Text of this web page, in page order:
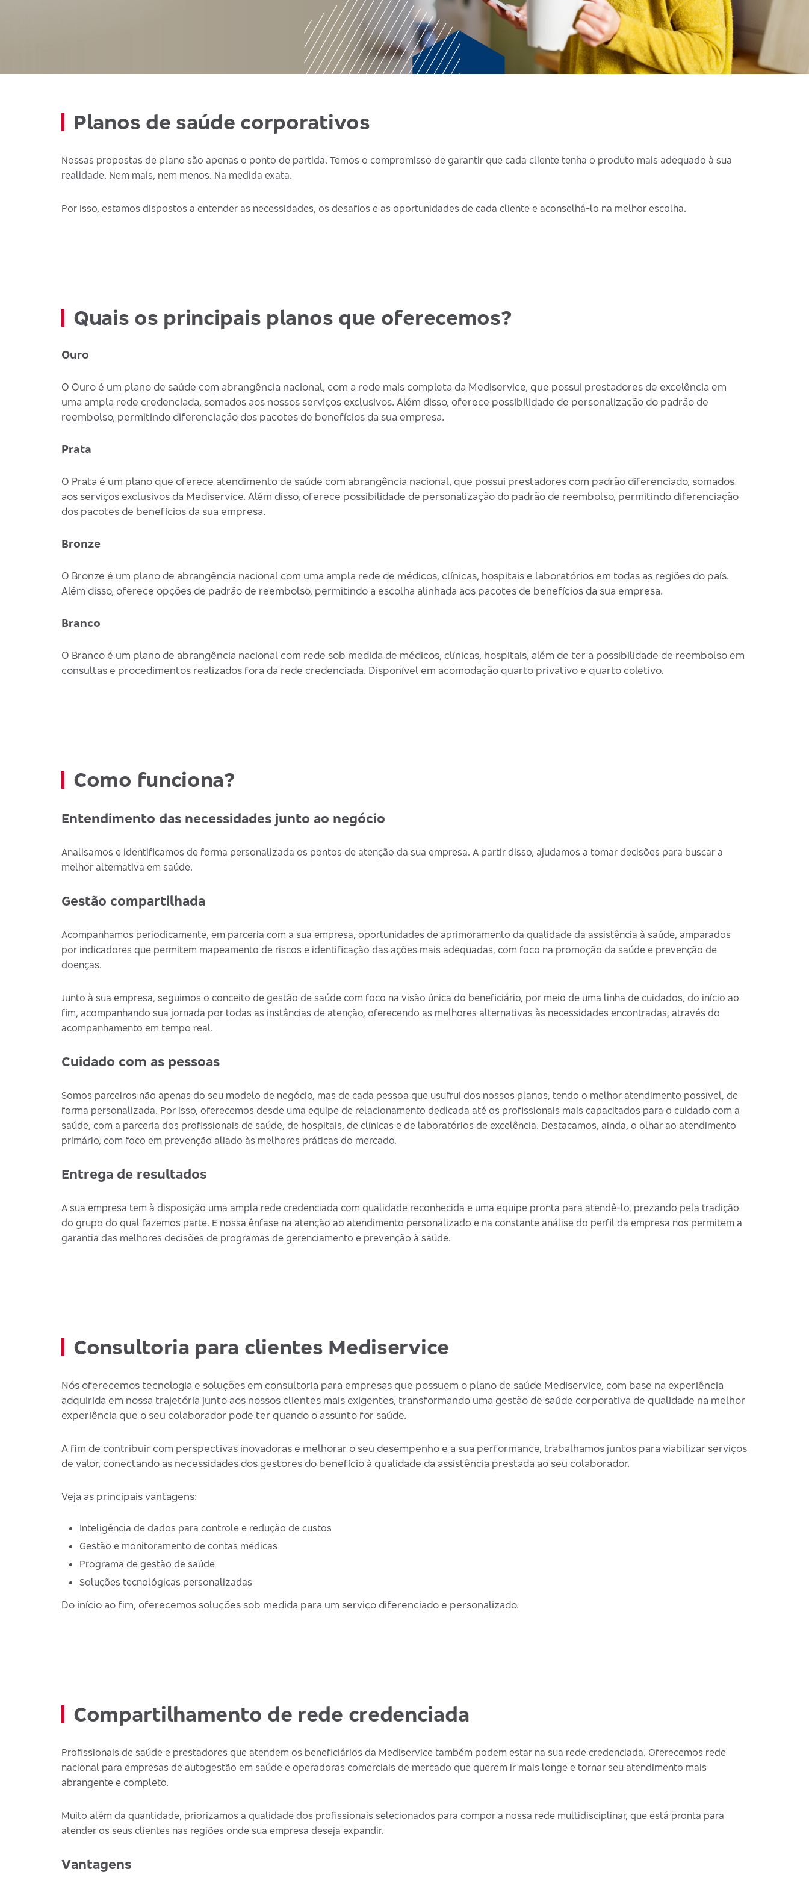
Planos de saúde corporativos
Nossas propostas de plano são apenas o ponto de partida. Temos o compromisso de garantir que cada cliente tenha o produto mais adequado à sua
realidade. Nem mais, nem menos. Na medida exata.
Por isso, estamos dispostos a entender as necessidades, os desafios e as oportunidades de cada cliente e aconselhá-lo na melhor escolha.
Quais os principais planos que oferecemos?
Ouro
O Ouro é um plano de saúde com abrangência nacional, com a rede mais completa da Mediservice, que possui prestadores de excelência em
uma ampla rede credenciada, somados aos nossos serviços exclusivos. Além disso, oferece possibilidade de personalização do padrão de
reembolso, permitindo diferenciação dos pacotes de benefícios da sua empresa.
Prata
O Prata é um plano que oferece atendimento de saúde com abrangência nacional, que possui prestadores com padrão diferenciado, somados
aos serviços exclusivos da Mediservice. Além disso, oferece possibilidade de personalização do padrão de reembolso, permitindo diferenciação
dos pacotes de benefícios da sua empresa.
Bronze
O Bronze é um plano de abrangência nacional com uma ampla rede de médicos, clínicas, hospitais e laboratórios em todas as regiões do país.
Além disso, oferece opções de padrão de reembolso, permitindo a escolha alinhada aos pacotes de benefícios da sua empresa.
Branco
O Branco é um plano de abrangência nacional com rede sob medida de médicos, clínicas, hospitais, além de ter a possibilidade de reembolso em
consultas e procedimentos realizados fora da rede credenciada. Disponível em acomodação quarto privativo e quarto coletivo.
Como funciona?
Entendimento das necessidades junto ao negócio
Analisamos e identificamos de forma personalizada os pontos de atenção da sua empresa. A partir disso, ajudamos a tomar decisões para buscar a
melhor alternativa em saúde.
Gestão compartilhada
Acompanhamos periodicamente, em parceria com a sua empresa, oportunidades de aprimoramento da qualidade da assistência à saúde, amparados
por indicadores que permitem mapeamento de riscos e identificação das ações mais adequadas, com foco na promoção da saúde e prevenção de
doenças.
Junto à sua empresa, seguimos o conceito de gestão de saúde com foco na visão única do beneficiário, por meio de uma linha de cuidados, do início ao
fim, acompanhando sua jornada por todas as instâncias de atenção, oferecendo as melhores alternativas às necessidades encontradas, através do
acompanhamento em tempo real.
Cuidado com as pessoas
Somos parceiros não apenas do seu modelo de negócio, mas de cada pessoa que usufrui dos nossos planos, tendo o melhor atendimento possível, de
forma personalizada. Por isso, oferecemos desde uma equipe de relacionamento dedicada até os profissionais mais capacitados para o cuidado com a
saúde, com a parceria dos profissionais de saúde, de hospitais, de clínicas e de laboratórios de excelência. Destacamos, ainda, o olhar ao atendimento
primário, com foco em prevenção aliado às melhores práticas do mercado.
Entrega de resultados
A sua empresa tem à disposição uma ampla rede credenciada com qualidade reconhecida e uma equipe pronta para atendê-lo, prezando pela tradição
do grupo do qual fazemos parte. E nossa ênfase na atenção ao atendimento personalizado e na constante análise do perfil da empresa nos permitem a
garantia das melhores decisões de programas de gerenciamento e prevenção à saúde.
Consultoria para clientes Mediservice
Nós oferecemos tecnologia e soluções em consultoria para empresas que possuem o plano de saúde Mediservice, com base na experiência
adquirida em nossa trajetória junto aos nossos clientes mais exigentes, transformando uma gestão de saúde corporativa de qualidade na melhor
experiência que o seu colaborador pode ter quando o assunto for saúde.
A fim de contribuir com perspectivas inovadoras e melhorar o seu desempenho e a sua performance, trabalhamos juntos para viabilizar serviços
de valor, conectando as necessidades dos gestores do benefício à qualidade da assistência prestada ao seu colaborador.
Veja as principais vantagens:
Inteligência de dados para controle e redução de custos
Gestão e monitoramento de contas médicas
Programa de gestão de saúde
Soluções tecnológicas personalizadas
Do início ao fim, oferecemos soluções sob medida para um serviço diferenciado e personalizado.
Compartilhamento de rede credenciada
Profissionais de saúde e prestadores que atendem os beneficiários da Mediservice também podem estar na sua rede credenciada. Oferecemos rede
nacional para empresas de autogestão em saúde e operadoras comerciais de mercado que querem ir mais longe e tornar seu atendimento mais
abrangente e completo.
Muito além da quantidade, priorizamos a qualidade dos profissionais selecionados para compor a nossa rede multidisciplinar, que está pronta para
atender os seus clientes nas regiões onde sua empresa deseja expandir.
Vantagens